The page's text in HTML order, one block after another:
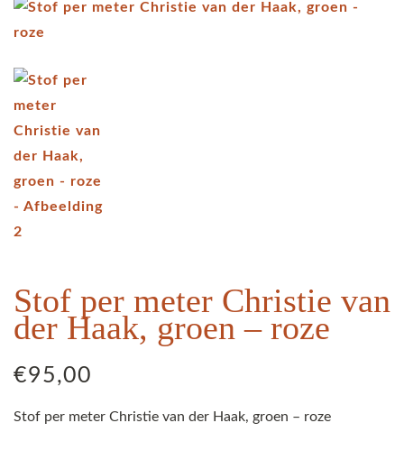
Stof per meter Christie van
der Haak, groen – roze
€95,00
Stof per meter Christie van der Haak, groen – roze